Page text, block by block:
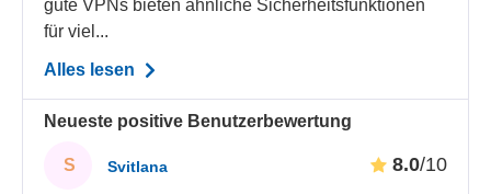
gute VPNs bieten ähnliche Sicherheitsfunktionen
für viel...
Alles lesen
Neueste positive Benutzerbewertung
S Svitlana 8.0/10